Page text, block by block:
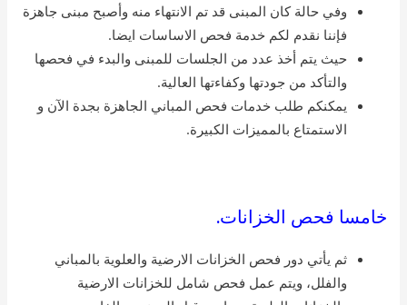
وفي حالة كان المبنى قد تم الانتهاء منه وأصبح مبنى جاهزة
فإننا نقدم لكم خدمة فحص الاساسات ايضا.
حيث يتم أخذ عدد من الجلسات للمبنى والبدء في فحصها
والتأكد من جودتها وكفاءتها العالية.
يمكنكم طلب خدمات فحص المباني الجاهزة بجدة الآن و
الاستمتاع بالمميزات الكبيرة.
خامسا فحص الخزانات.
ثم يأتي دور فحص الخزانات الارضية والعلوية بالمباني
والفلل، ويتم عمل فحص شامل للخزانات الارضية